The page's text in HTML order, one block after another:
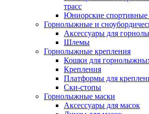
трасс
Юниорские спортивные
Горнолыжные и
Аксессуары для
Шлемы
Горнолыжные крепления
Кошки для
Крепления
Платформы для
Ски-стопы
Горнолыжные маски
Аксессуары для масок